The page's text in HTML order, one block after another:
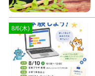
8/6(木)